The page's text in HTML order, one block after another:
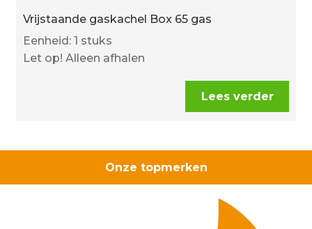
Vrijstaande gaskachel Box 65 gas
Eenheid: 1 stuks
Let op! Alleen afhalen
Lees verder
Onze topmerken